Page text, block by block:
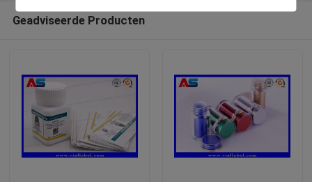
Geadviseerde Producten